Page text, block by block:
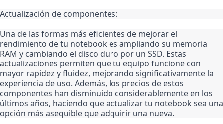
Actualización de componentes:
Una de las formas más eficientes de mejorar el
rendimiento de tu notebook es ampliando su memoria
RAM y cambiando el disco duro por un SSD. Estas
actualizaciones permiten que tu equipo funcione con
mayor rapidez y fluidez, mejorando significativamente la
experiencia de uso. Además, los precios de estos
componentes han disminuido considerablemente en los
últimos años, haciendo que actualizar tu notebook sea una
opción más asequible que adquirir una nueva.